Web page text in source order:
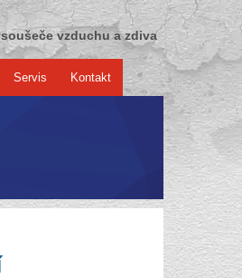
vzduchu a zdiva
Servis Kontakt